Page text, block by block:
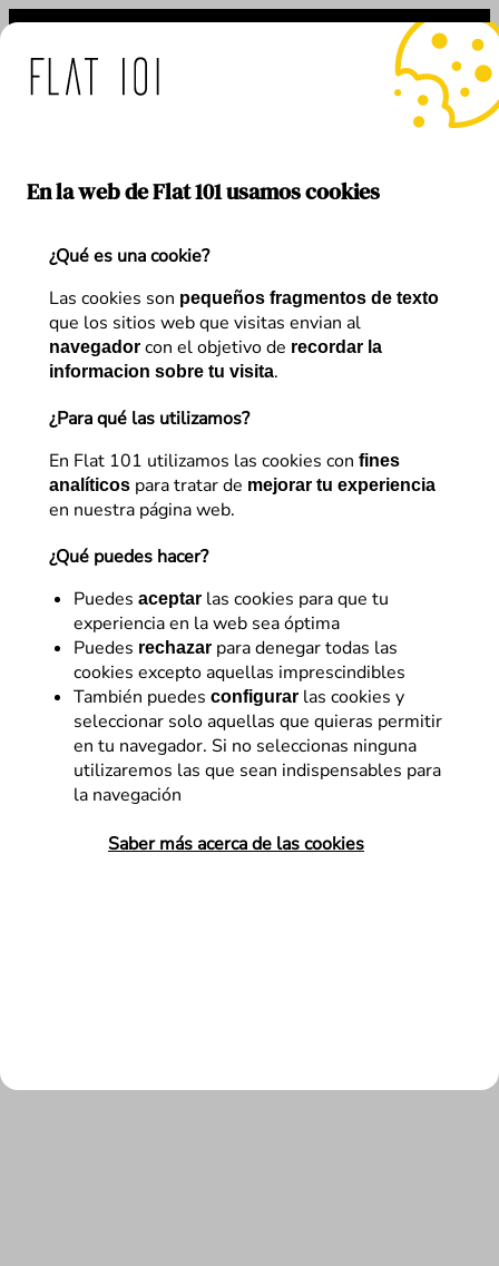
En la web de Flat 101 usamos cookies
¿Qué es una cookie?
Las cookies son pequeños fragmentos de texto
que los sitios web que visitas envian al
navegador con el objetivo de recordar la
informacion sobre tu visita.
¿Para qué las utilizamos?
En Flat 101 utilizamos las cookies con fines
analíticos para tratar de mejorar tu experiencia
en nuestra página web.
¿Qué puedes hacer?
Puedes aceptar las cookies para que tu
experiencia en la web sea óptima
Puedes rechazar para denegar todas las
cookies excepto aquellas imprescindibles
También puedes configurar las cookies y
seleccionar solo aquellas que quieras permitir
en tu navegador. Si no seleccionas ninguna
utilizaremos las que sean indispensables para
la navegación
Saber más acerca de las cookies
Saltar
contenido
Etiqueta:GA4
Analítica Web
Benchmarking y GA4: cómo
saber si tu web está a la
altura de la competencia
Quizás, mientras miras tus reportes de